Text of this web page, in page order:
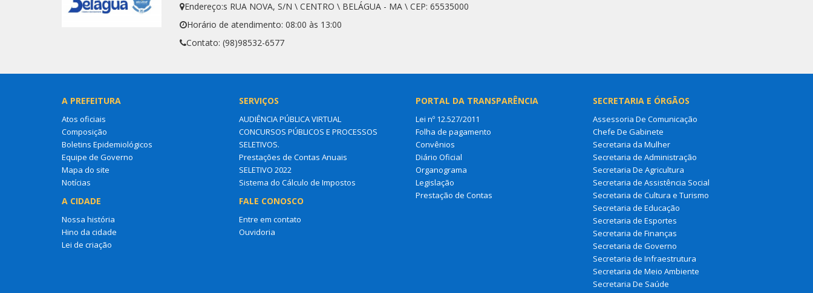
Endereço:s RUA NOVA, S/N \ CENTRO \ BELÁGUA - MA \ CEP: 65535000
Horário de atendimento: 08:00 às 13:00
Contato: (98)98532-6577
A PREFEITURA
Atos oficiais
Composição
Boletins Epidemiológicos
Equipe de Governo
Mapa do site
Notícias
A CIDADE
Nossa história
Hino da cidade
Lei de criação
SERVIÇOS
AUDIÊNCIA PÚBLICA VIRTUAL
CONCURSOS PÚBLICOS E PROCESSOS
SELETIVOS.
Prestações de Contas Anuais
SELETIVO 2022
Sistema do Cálculo de Impostos
FALE CONOSCO
Entre em contato
Ouvidoria
PORTAL DA TRANSPARÊNCIA
Lei nº 12.527/2011
Folha de pagamento
Convênios
Diário Oficial
Organograma
Legislação
Prestação de Contas
SECRETARIA E ÓRGÃOS
Assessoria De Comunicação
Chefe De Gabinete
Secretaria da Mulher
Secretaria de Administração
Secretaria De Agricultura
Secretaria de Assistência Social
Secretaria de Cultura e Turismo
Secretaria de Educação
Secretaria de Esportes
Secretaria de Finanças
Secretaria de Governo
Secretaria de Infraestrutura
Secretaria de Meio Ambiente
Secretaria De Saúde